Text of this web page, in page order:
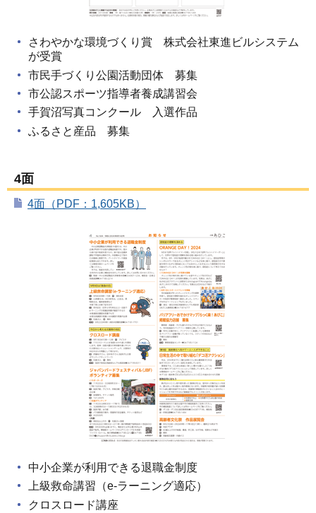
さわやかな環境づくり賞 株式会社東進ビルシステム
が受賞
市民手づくり公園活動団体 募集
市公認スポーツ指導者養成講習会
手賀沼写真コンクール 入選作品
ふるさと産品 募集
4面
4面（PDF：1,605KB）
中小企業が利用できる退職金制度
上級救命講習（e-ラーニング適応）
クロスロード講座